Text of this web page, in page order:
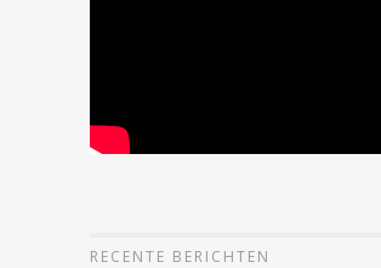
RECENTE BERICHTEN